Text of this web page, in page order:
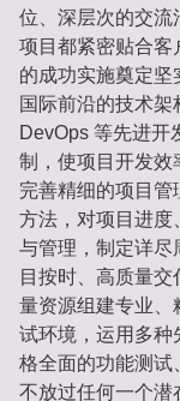
位、深层次的交流
项目都紧密贴合客
的成功实施奠定坚
国际前沿的技术架
DevOps 等先进开
制，使项目开发效
完善精细的项目管
方法，对项目进度
与管理，制定详尽
目按时、高质量
量资源组建专业、
试环境，运用多种
格全面的功能测试
不放过任何一个潜